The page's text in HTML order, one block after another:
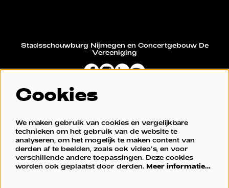
Stadsschouwburg Nijmegen en Concertgebouw De
Vereeniging
Cookies
We maken gebruik van cookies en vergelijkbare
technieken om het gebruik van de website te
analyseren, om het mogelijk te maken content van
derden af te beelden, zoals ook video’s, en voor
verschillende andere toepassingen. Deze cookies
worden ook geplaatst door derden. Meer informatie…